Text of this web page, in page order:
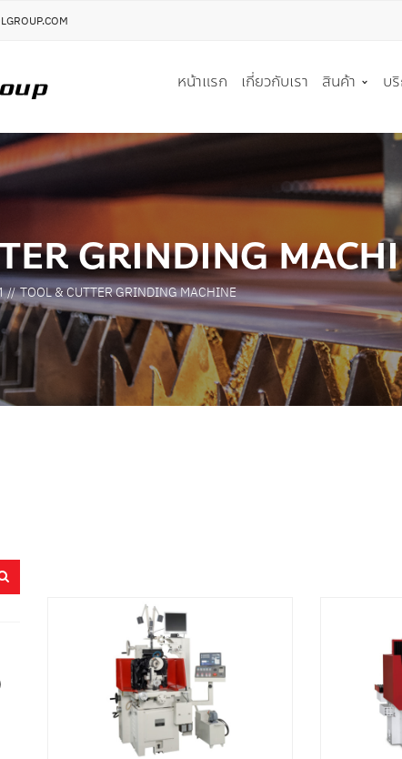
หน้าแรก เกี่ยวกับเรา สินค้า
เครื่องมือตัด
ใบมีดอุตสาหกรรม
ใบเลื่อยสายพาน
เครื่องมือตัด PCD
เครื่องมือตัด อื่นๆ
เครื่องจั
เครื่อ
เครื่อ
เครื่อ
เครื่อ
เครื่
เครื่
เครื่
บ
เบอร์ติดต่อกลับ * :
อีเมล * :
GRINDING
TOOL & CUTTER GRINDING MACHINE